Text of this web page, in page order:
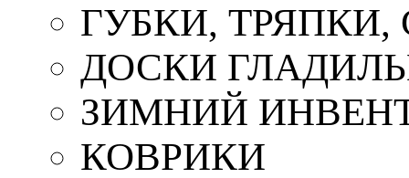
ГУБКИ,
ДОСКИ
ЗИМНИЙ
КОВРИКИ